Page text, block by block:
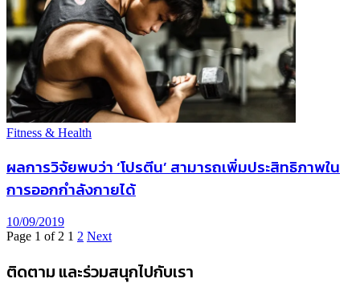
Fitness & Health
ผลการวิจัยพบว่า ‘โปรตีน’ สามารถเพิ่มประสิทธิภาพใน
การออกกำลังกายได้
10/09/2019
Page 1 of 2 1 2 Next
ติดตาม และร่วมสนุกไปกับเรา